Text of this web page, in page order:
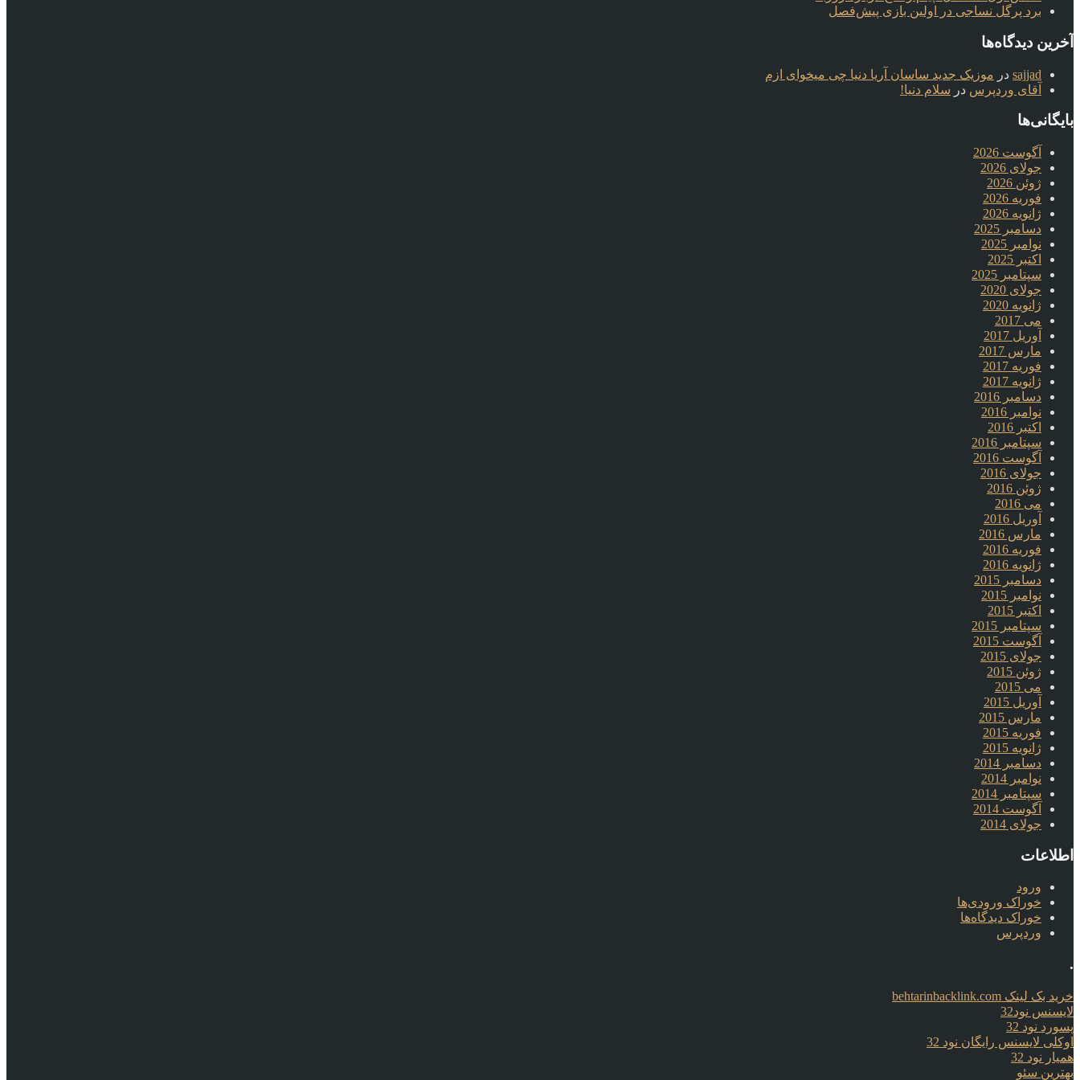
برد پرگل نساجی در اولین بازی پیش‌فصل
آخرین دیدگاه‌ها
sajjad در موزیک جدید ساسان آریا دنیا چی میخوای ازم
آقای وردپرس در سلام دنیا!
بایگانی‌ها
آگوست 2026
جولای 2026
ژوئن 2026
فوریه 2026
ژانویه 2026
دسامبر 2025
نوامبر 2025
اکتبر 2025
سپتامبر 2025
جولای 2020
ژانویه 2020
می 2017
آوریل 2017
مارس 2017
فوریه 2017
ژانویه 2017
دسامبر 2016
نوامبر 2016
اکتبر 2016
سپتامبر 2016
آگوست 2016
جولای 2016
ژوئن 2016
می 2016
آوریل 2016
مارس 2016
فوریه 2016
ژانویه 2016
دسامبر 2015
نوامبر 2015
اکتبر 2015
سپتامبر 2015
آگوست 2015
جولای 2015
ژوئن 2015
می 2015
آوریل 2015
مارس 2015
فوریه 2015
ژانویه 2015
دسامبر 2014
نوامبر 2014
سپتامبر 2014
آگوست 2014
جولای 2014
اطلاعات
ورود
خوراک ورودی‌ها
خوراک دیدگاه‌ها
وردپرس
.
خرید بک لینک behtarinbacklink.com
لایسنس نود32
پسورد نود 32
اوکلی لایسنس رایگان نود 32
همیار نود 32
بهترین سئو